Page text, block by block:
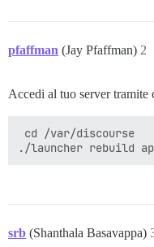
pfaffman (Jay Pfaffman) 2
Accedi al tuo server tramite
cd /var/discourse
srb (Shanthala Basavappa)